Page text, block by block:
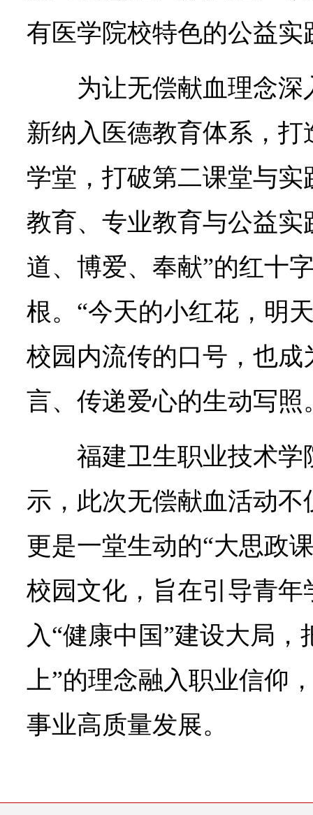
有医学院校特色的公益实
为让无偿献血理念
新纳入医德教育体系，
学堂，打破第二课堂与
教育、专业教育与公益实
道、博爱、奉献”的红十
根。“今天的小红花，明
校园内流传的口号，也
言、传递爱心的生动写照
福建卫生职业技术
示，此次无偿献血活动
更是一堂生动的“大思政
校园文化，旨在引导青
入“健康中国”建设大局
上”的理念融入职业信仰
事业高质量发展。